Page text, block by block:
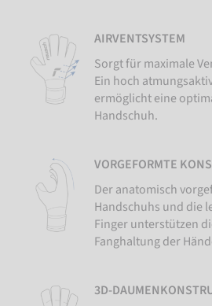
AIRVENTSYSTEM
Sorgt für maximale
Ein hoch
ermöglicht eine
Handschuh.
VORGEFORMTE
Der anatomisch
Handschuhs und die
Finger unterstützen
Fanghaltung der
3D-